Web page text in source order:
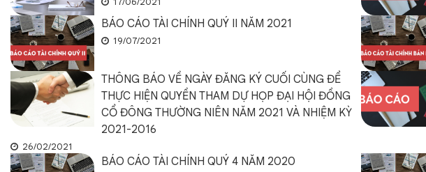
BÁO CÁO TÀI CHÍNH QUÝ II NĂM 2021
19/07/2021
THÔNG BÁO VỀ NGÀY ĐĂNG KÝ CUỐI CÙNG ĐỂ
THỰC HIỆN QUYỀN THAM DỰ HỌP ĐẠI HỘI ĐỒNG
CỔ ĐÔNG THƯỜNG NIÊN NĂM 2021 VÀ NHIỆM KỲ
2021-2016
26/02/2021
BÁO CÁO TÀI CHÍNH QUÝ 4 NĂM 2020